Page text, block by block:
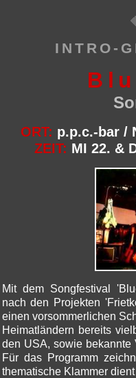
INTRO-G
ORT: p.p.c.-bar /
ZEIT: MI 22. &
Mit dem Songfestival
nach den Projekten
einen vorsommerlichen
Heimatländern bereits
den USA, sowie bekannte
Für das Programm
thematische Klammer